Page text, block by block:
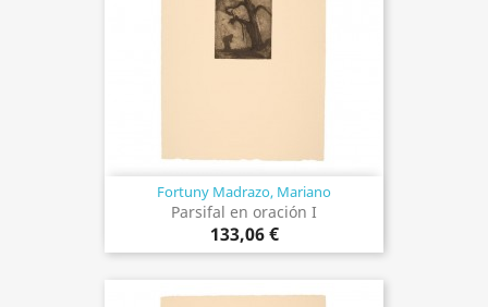
Fortuny Madrazo, Mariano
Parsifal en oración I
133,06 €